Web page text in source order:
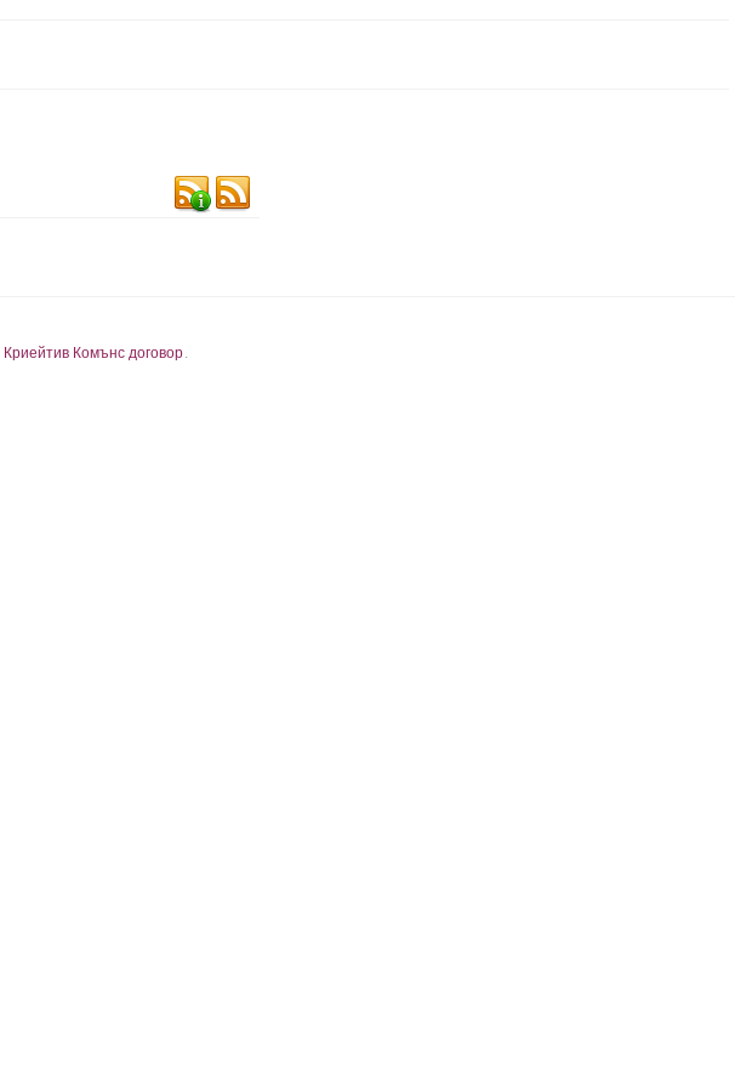
Криейтив Комънс договор.